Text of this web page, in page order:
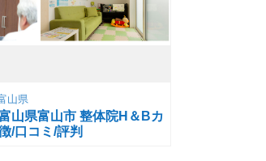
山県
山県富山市 整体院H＆Bカ
/口コミ/評判